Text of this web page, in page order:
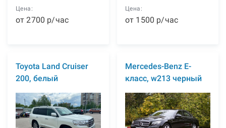
Цена:
от2700 р/час
Цена:
от 1500 р/час
Toyota Land Cruiser
200, белый
Mercedes-Benz E-
класс, w213 черный